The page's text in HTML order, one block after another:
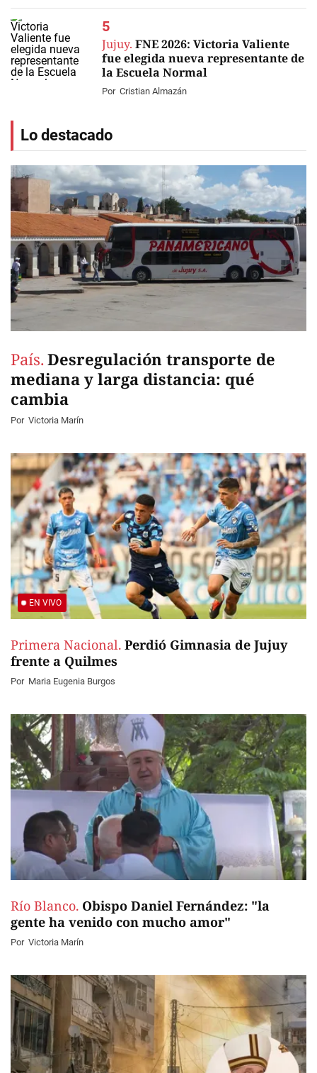
Jujuy. FNE 2026: Victoria Valiente
fue elegida nueva representante de
la Escuela Normal
Por Cristian Almazán
Lo destacado
País. Desregulación transporte de
mediana y larga distancia: qué
cambia
Por Victoria Marín
EN VIVO
Primera Nacional. Perdió Gimnasia de Jujuy
frente a Quilmes
Por Maria Eugenia Burgos
Río Blanco. Obispo Daniel Fernández: "la
gente ha venido con mucho amor"
Por Victoria Marín